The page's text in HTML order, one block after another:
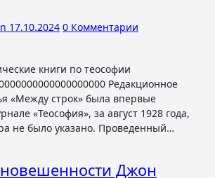
17.10.2024 0 Комментарии
Редакционное
«Между строк» была впервые
«Теософия», за август 1928 года,
не было указано. Проведенный…
Джон